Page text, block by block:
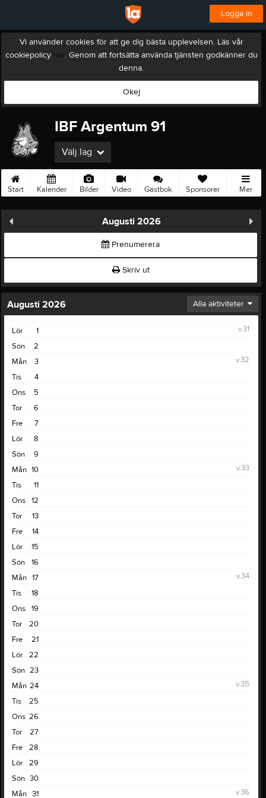
Logga in
Vi använder cookies för att ge dig bästa upplevelsen. Läs vår
cookiepolicy här. Genom att fortsätta använda tjänsten godkänner du
denna.
Okej
IBF Argentum 91
Välj lag
Start Kalender Bilder Video Gästbok Sponsorer Mer
Augusti 2026
Prenumerera
Skriv ut
Augusti 2026 Alla aktiviteter
1
Lör
v.31
2
Sön
3
Mån
v.32
4
Tis
5
Ons
6
Tor
7
Fre
8
Lör
9
Sön
10
Mån
v.33
11
Tis
12
Ons
13
Tor
14
Fre
15
Lör
16
Sön
17
Mån
v.34
18
Tis
19
Ons
20
Tor
21
Fre
22
Lör
23
Sön
24
Mån
v.35
25
Tis
26
Ons
27
Tor
28
Fre
29
Lör
30
Sön
31
Mån v.36